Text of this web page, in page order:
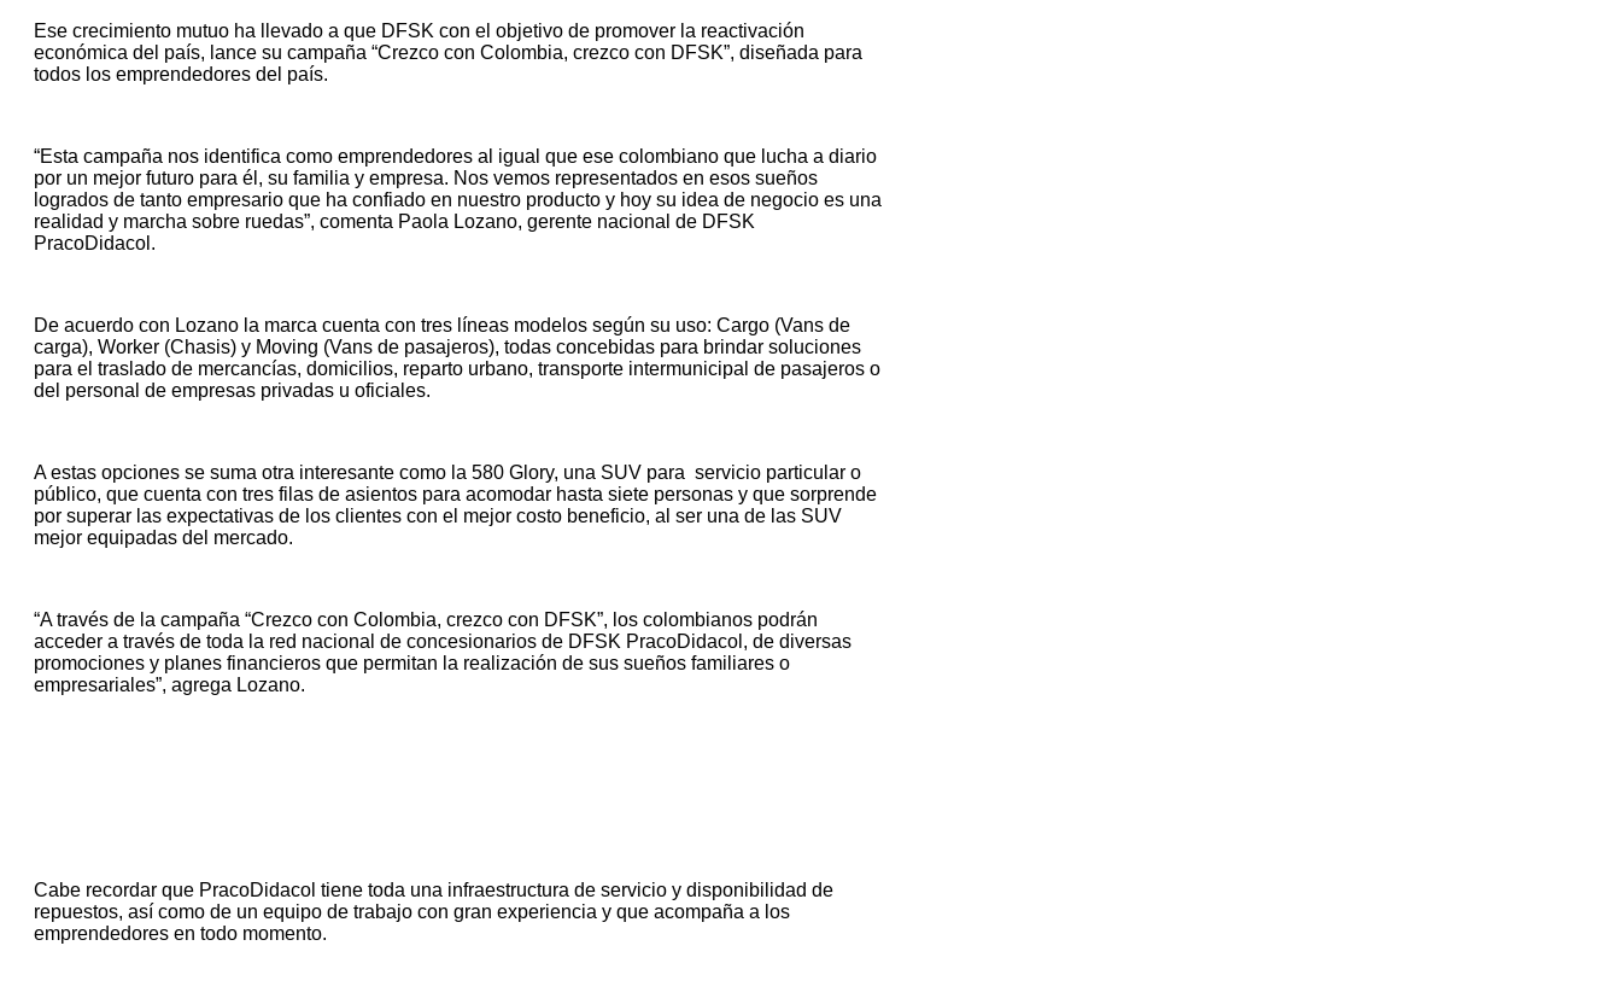
Ese crecimiento mutuo ha llevado a que DFSK con el objetivo de promover la reactivación
económica del país, lance su campaña “Crezco con Colombia, crezco con DFSK”, diseñada para
todos los emprendedores del país.
“Esta campaña nos identifica como emprendedores al igual que ese colombiano que lucha a diario
por un mejor futuro para él, su familia y empresa. Nos vemos representados en esos sueños
logrados de tanto empresario que ha confiado en nuestro producto y hoy su idea de negocio es una
realidad y marcha sobre ruedas”, comenta Paola Lozano, gerente nacional de DFSK
PracoDidacol.
De acuerdo con Lozano la marca cuenta con tres líneas modelos según su uso: Cargo (Vans de
carga), Worker (Chasis) y Moving (Vans de pasajeros), todas concebidas para brindar soluciones
para el traslado de mercancías, domicilios, reparto urbano, transporte intermunicipal de pasajeros o
del personal de empresas privadas u oficiales.
A estas opciones se suma otra interesante como la 580 Glory, una SUV para servicio particular o
público, que cuenta con tres filas de asientos para acomodar hasta siete personas y que sorprende
por superar las expectativas de los clientes con el mejor costo beneficio, al ser una de las SUV
mejor equipadas del mercado.
“A través de la campaña “Crezco con Colombia, crezco con DFSK”, los colombianos podrán
acceder a través de toda la red nacional de concesionarios de DFSK PracoDidacol, de diversas
promociones y planes financieros que permitan la realización de sus sueños familiares o
empresariales”, agrega Lozano.
Cabe recordar que PracoDidacol tiene toda una infraestructura de servicio y disponibilidad de
repuestos, así como de un equipo de trabajo con gran experiencia y que acompaña a los
emprendedores en todo momento.